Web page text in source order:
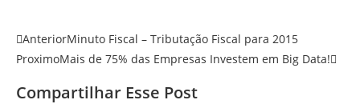
AnteriorMinuto Fiscal – Tributação Fiscal para 2015
ProximoMais de 75% das Empresas Investem em Big Data!
Compartilhar Esse Post